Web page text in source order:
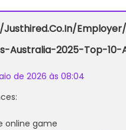
justhired.co.in/
Australia-2025-Top-10-
de 2026 às 08:04
online game